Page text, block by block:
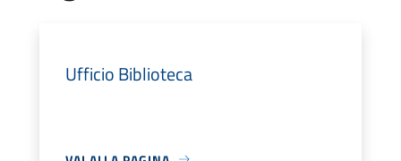
Ufficio Biblioteca